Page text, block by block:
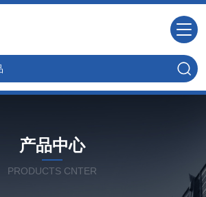
产品中心
PRODUCTS CNTER